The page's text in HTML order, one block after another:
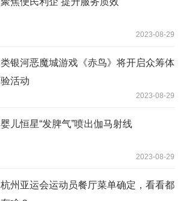
2023-08-29
类银河恶魔城游戏《赤鸟》将开启众筹体
验活动
2023-08-29
婴儿恒星“发脾气”喷出伽马射线
2023-08-29
杭州亚运会运动员餐厅菜单确定，看看都